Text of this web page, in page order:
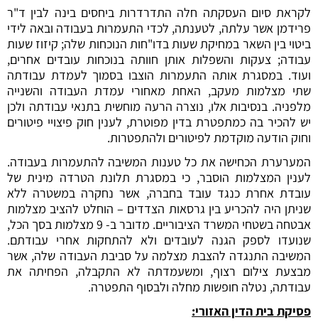
לקראת סיום העסקתה חלה התדרדרות ביחסים בינה לבין ד"ר
פרידמן אשר עלתה, לטענתה, לכדי התעמרות בעבודה ובאה לידי
ביטוי בין השאר במחיקת שעות בדו"חות הנוכחות שלה; קיזוז שעות
עבודה; צעקות והשפלות אותן חוותה בנוכחות עובדים אחרים,
ועוד. במסגרת אותה התעמרות הוצבו בסמוך לעמדת עבודתה
שתי מצלמות מעקב, האחת מאחורי עמדת העבודה והשנייה
מלפניה. בנסיבות אלו, נוצרה הרעה מוחשית בתנאי עבודתה ולכן
יש להכיר בה כמתפטרת בדין מפוטרת, לענין חוק פיצויי פיטורים
וחוק הודעה מוקדמת לפיטורים ולהתפטרות.
המערערת הכחישה את כל טענות המשיבה להתעמרות בעבודה.
לענין המצלמות הוסבר, כי במסגרת תלונת הטרדה מינית של
עובדת אחרת כנגד עובד בחברה, אשר נחקרה במשטרה ללא
שניתן היה להכריע בין גרסאות הצדדים – הוחלט להציב מצלמות
אבטחה בשטחי המשרד הציבוריים. מדובר ב- 9 מצלמות בסך הכל,
שנועדו לספק הגנה לעובדים ולא להתחקות אחרי עבודתם.
המשיבה התנגדה להצבת מצלמה על סביבת העבודה שלה, אשר
מבצעת צילום רצוף, ומשעמדתה לא התקבלה, הפחיתה את
עבודתה, נטלה חופשות מחלה ולבסוף התפטרה.
פסיקת בית הדין האזורי: